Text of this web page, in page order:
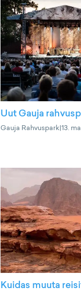
Uut Gauja
Gauja Rahvuspark|13.
Kuidas muuta